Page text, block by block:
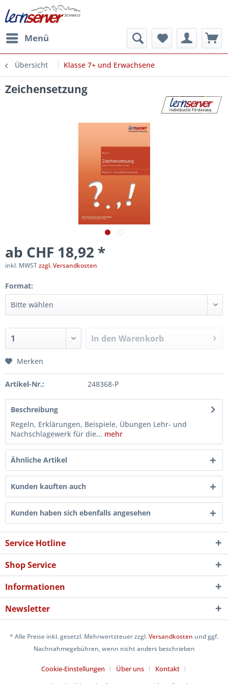
Menü
Übersicht Klasse 7+ und Erwachsene
Zeichensetzung
ab CHF 18,92 *
inkl. MWSTzzgl. Versandkosten
Format:
In den Warenkorb
Merken
Artikel-Nr.: 248368-P
Beschreibung
Regeln, Erklärungen, Beispiele, Übungen Lehr- und
Nachschlagewerk für die... mehr
Ähnliche Artikel
Kunden kauften auch
Kunden haben sich ebenfalls angesehen
Service Hotline
Shop Service
Informationen
Newsletter
* Alle Preise inkl. gesetzl. Mehrwertsteuer zzgl.Versandkosten und ggf.
Nachnahmegebühren, wenn nicht anders beschrieben
Cookie-Einstellungen Über uns
Kontakt